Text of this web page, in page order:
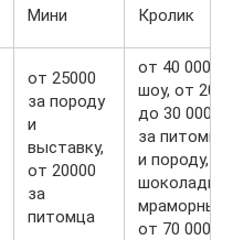
Мини Кролик
от 25000
за породу
и
выставку,
от 20000
за
питомца
от 40 000 за
шоу, от 20
до 30 000
за питомца
и породу,
шоколадно-
мраморный
от 70 000